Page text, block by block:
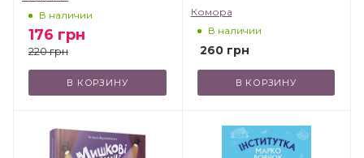
В наличии
176 грн
220грн
В КОРЗИНУ
Комора
В наличии
260грн
В КОРЗИНУ